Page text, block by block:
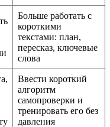
Больше работать с
короткими
текстами: план,
пересказ, ключевые
слова
Ввести короткий
алгоритм
самопроверки и
тренировать его без
давления